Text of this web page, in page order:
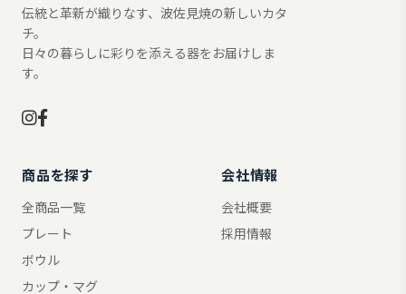
伝統と革新が織りなす、波佐見焼の新しいカタ
チ。
日々の暮らしに彩りを添える器をお届けしま
す。
商品を探す
全商品一覧
プレート
ボウル
カップ・マグ
会社情報
会社概要
採用情報